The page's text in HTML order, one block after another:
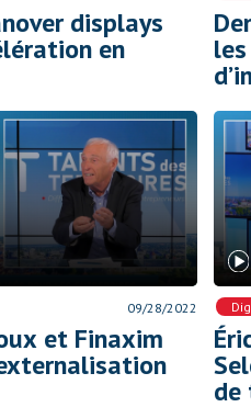
displays
en
09/28/2022
et Finaxim
de